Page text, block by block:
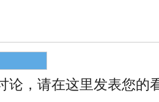
论，请在这里发表您的